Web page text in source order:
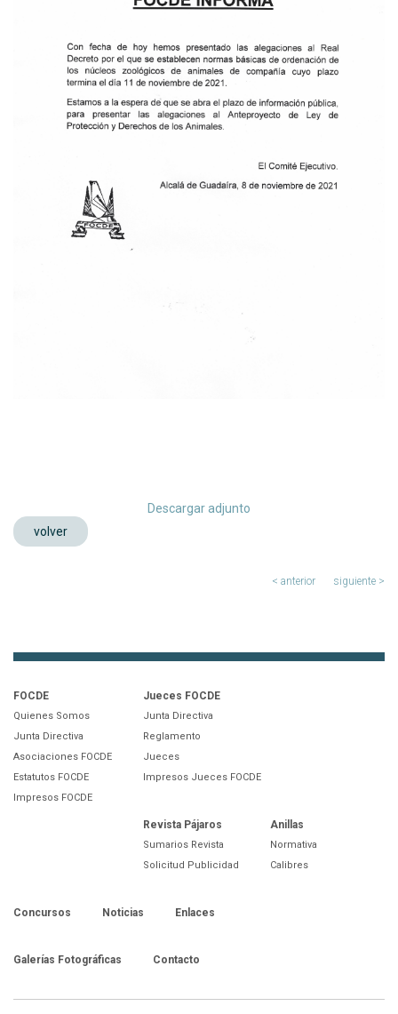
Descargar adjunto
volver
siguiente >
< anterior
FOCDE
Quienes Somos
Junta Directiva
Asociaciones FOCDE
Estatutos FOCDE
Impresos FOCDE
Jueces FOCDE
Junta Directiva
Reglamento
Jueces
Impresos Jueces FOCDE
Revista Pájaros
Sumarios Revista
Solicitud Publicidad
Anillas
Normativa
Calibres
Concursos Noticias Enlaces
Galerías Fotográficas Contacto